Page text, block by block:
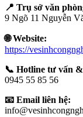
📍 Trụ sở văn
9 Ngõ 11 Nguyễn
🌐 Website:
https://
📞 Hotline tư vấn
0945 55 85 56
📧 Email liên hệ: